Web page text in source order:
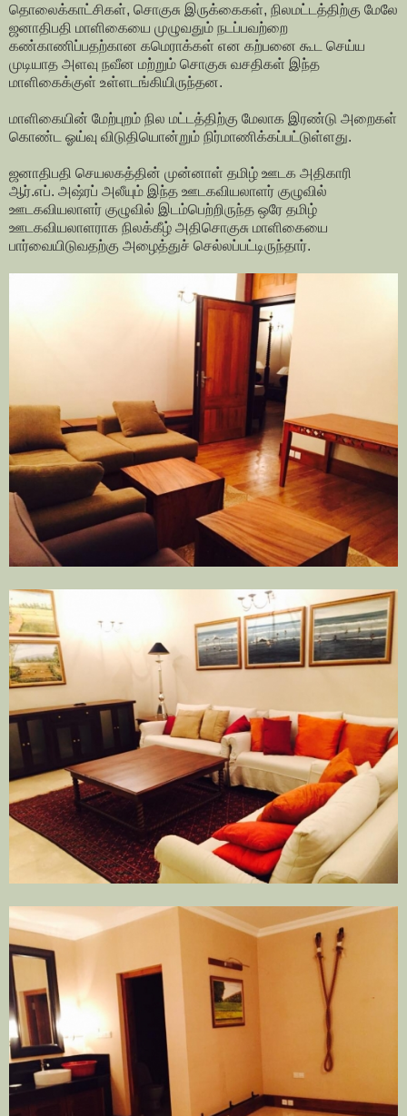
தொலைக்காட்சிகள், சொகுசு இருக்கைகள், நிலமட்டத்திற்கு மேலே
ஜனாதிபதி மாளிகையை முழுவதும் நடப்பவற்றை
கண்காணிப்பதற்கான கமெராக்கள் என கற்பனை கூட செய்ய
முடியாத அளவு நவீன மற்றும் சொகுசு வசதிகள் இந்த
மாளிகைக்குள் உள்ளடங்கியிருந்தன.
மாளிகையின் மேற்புறம் நில மட்டத்திற்கு மேலாக இரண்டு அறைகள்
கொண்ட ஓய்வு விடுதியொன்றும் நிர்மாணிக்கப்பட்டுள்ளது.
ஜனாதிபதி செயலகத்தின் முன்னாள் தமிழ் ஊடக அதிகாரி
ஆர்.எப். அஷ்ரப் அலீயும் இந்த ஊடகவியலாளர் குழுவில்
ஊடகவியலாளர் குழுவில் இடம்பெற்றிருந்த ஒரே தமிழ்
ஊடகவியலாளராக நிலக்கீழ் அதிசொகுசு மாளிகையை
பார்வையிடுவதற்கு அழைத்துச் செல்லப்பட்டிருந்தார்.